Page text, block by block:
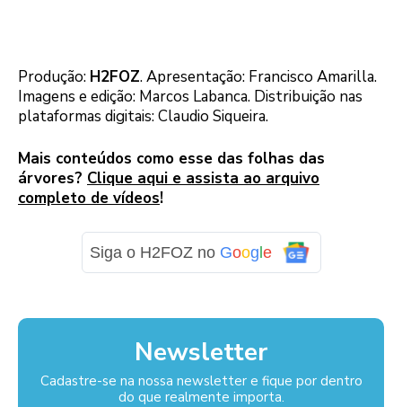
Produção: H2FOZ. Apresentação: Francisco Amarilla.
Imagens e edição: Marcos Labanca. Distribuição nas
plataformas digitais: Claudio Siqueira.
Mais conteúdos como esse das folhas das
árvores? Clique aqui e assista ao arquivo
completo de vídeos!
Siga o H2FOZ no Google
Newsletter
Cadastre-se na nossa newsletter e fique por dentro
do que realmente importa.